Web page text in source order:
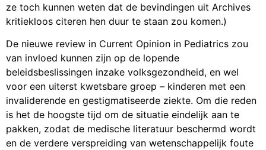
ze toch kunnen weten dat de bevindingen uit Archives
kritiekloos citeren hen duur te staan zou komen.)
De nieuwe review in Current Opinion in Pediatrics zou
van invloed kunnen zijn op de lopende
beleidsbeslissingen inzake volksgezondheid, en wel
voor een uiterst kwetsbare groep – kinderen met een
invaliderende en gestigmatiseerde ziekte. Om die reden
is het de hoogste tijd om de situatie eindelijk aan te
pakken, zodat de medische literatuur beschermd wordt
en de verdere verspreiding van wetenschappelijk foute